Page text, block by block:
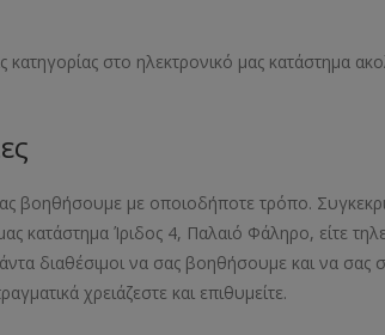
στο ηλεκτρονικό μας κατάστημα
βοηθήσουμε με οποιοδήποτε τρόπο.
κατάστημα Ίριδος 4, Παλαιό Φάληρο, είτε
διαθέσιμοι να σας βοηθήσουμε και να
χρειάζεστε και επιθυμείτε.